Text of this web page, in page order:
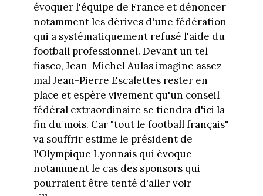
évoquer l'équipe de France et dénoncer
notamment les dérives d'une fédération
qui a systématiquement refusé l'aide du
football professionnel. Devant un tel
fiasco, Jean-Michel Aulas imagine assez
mal Jean-Pierre Escalettes rester en
place et espère vivement qu'un conseil
fédéral extraordinaire se tiendra d'ici la
fin du mois. Car "tout le football français"
va souffrir estime le président de
l'Olympique Lyonnais qui évoque
notamment le cas des sponsors qui
pourraient être tenté d'aller voir